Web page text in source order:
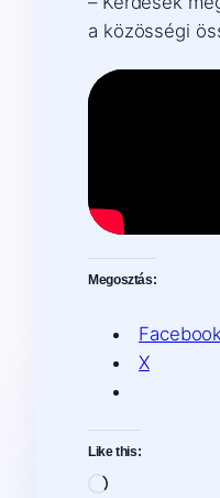
a közösségi
Megosztás:
X
Like this:
Loading…